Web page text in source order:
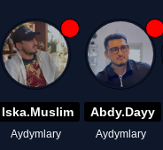
Iska.Muslim
Aydymlary
Abdy.Dayy
Aydymlary